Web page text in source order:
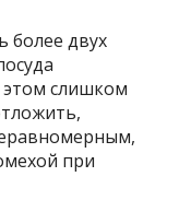
более двух
этом слишком
при